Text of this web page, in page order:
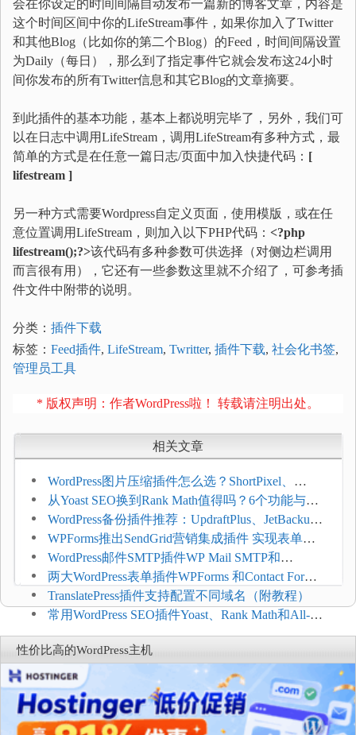
会在你设定的时间间隔自动发布一篇新的博客文章，内容是
这个时间区间中你的LifeStream事件，如果你加入了Twitter
和其他Blog（比如你的第二个Blog）的Feed，时间间隔设置
为Daily（每日），那么到了指定事件它就会发布这24小时
间你发布的所有Twitter信息和其它Blog的文章摘要。
到此插件的基本功能，基本上都说明完毕了，另外，我们可
以在日志中调用LifeStream，调用LifeStream有多种方式，最
简单的方式是在任意一篇日志/页面中加入快捷代码： [
lifestream ]
另一种方式需要Wordpress自定义页面，使用模版，或在任
意位置调用LifeStream，则加入以下PHP代码： <?php
lifestream();?>该代码有多种参数可供选择（对侧边栏调用
而言很有用），它还有一些参数这里就不介绍了，可参考插
件文件中附带的说明。
分类： 插件下载
标签： Feed插件, LifeStream, Twritter, 插件下载, 社会化书签,
管理员工具
* 版权声明：作者WordPress啦！ 转载请注明出处。
相关文章
WordPress图片压缩插件怎么选？ShortPixel、
Imagify、Smush和EWWW全面对比
从Yoast SEO换到Rank Math值得吗？6个功能与切
换前检查清单
WordPress备份插件推荐：UpdraftPlus、JetBackup
和主机自动备份等方案
WPForms推出SendGrid营销集成插件 实现表单联
系人自动同步
WordPress邮件SMTP插件WP Mail SMTP和
FluentSMT对比评测
两大WordPress表单插件WPForms 和Contact Form 7
哪个好
TranslatePress插件支持配置不同域名（附教程）
常用WordPress SEO插件Yoast、Rank Math和All-in-
One SEO对比分析
性价比高的WordPress主机